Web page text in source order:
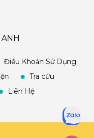
Điều Khoản Sử Dụng
Tra cứu
Liên Hệ